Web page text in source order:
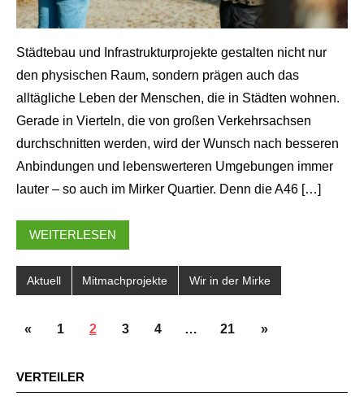
Städtebau und Infrastrukturprojekte gestalten nicht nur
den physischen Raum, sondern prägen auch das
alltägliche Leben der Menschen, die in Städten wohnen.
Gerade in Vierteln, die von großen Verkehrsachsen
durchschnitten werden, wird der Wunsch nach besseren
Anbindungen und lebenswerteren Umgebungen immer
lauter – so auch im Mirker Quartier. Denn die A46 […]
WEITERLESEN
Aktuell Mitmachprojekte Wir in der Mirke
SEITENNUMMERIERUNG
BEITRÄGE
«Vorherige
1 2 3 4 … 21
Nächste
»
VERTEILER